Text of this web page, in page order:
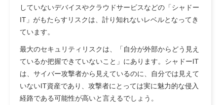
していないデバイスやクラウドサービスなどの「シャドー
IT」がもたらすリスクは、計り知れないレベルとなってき
ています。
最大のセキュリティリスクは、「自分が外部からどう見え
ているか把握できていないこと」にあります。シャドーIT
は、サイバー攻撃者から見えているのに、自分では見えて
いないIT資産であり、攻撃者にとっては実に魅力的な侵入
経路である可能性が高いと言えるでしょう。